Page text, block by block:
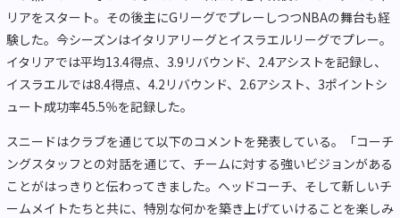
リアをスタート。その後主にGリーグでプレーしつつNBAの舞台も経
験した。今シーズンはイタリアリーグとイスラエルリーグでプレー。
イタリアでは平均13.4得点、3.9リバウンド、2.4アシストを記録し、
イスラエルでは8.4得点、4.2リバウンド、2.6アシスト、3ポイントシ
ュート成功率45.5％を記録した。
スニードはクラブを通じて以下のコメントを発表している。「コーチ
ングスタッフとの対話を通じて、チームに対する強いビジョンがある
ことがはっきりと伝わってきました。ヘッドコーチ、そして新しいチ
ームメイトたちと共に、特別な何かを築き上げていけることを楽しみ